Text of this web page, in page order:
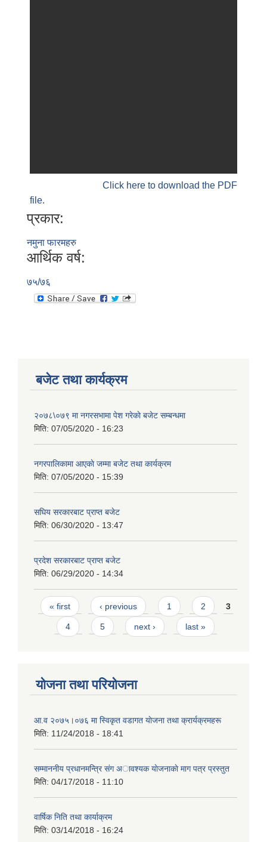
Click here to download the PDF
file.
प्रकार:
नमुना फारमहरु
आर्थिक वर्ष:
७५/७६
बजेट तथा कार्यक्रम
२०७८\०७९ मा नगरसभामा पेश गरेकाे बजेट सम्बन्धमा
मिति: 07/05/2020 - 16:23
नगरपालिकामा आएकाे जम्मा बजेट तथा कार्यक्रम
मिति: 07/05/2020 - 15:39
सघिय सरकारबाट प्राप्त बजेट
मिति: 06/30/2020 - 13:47
प्रदेश सरकारबाट प्राप्त बजेट
मिति: 06/29/2020 - 14:34
Pages
« first ‹ previous 1 2 3
4 5 next › last »
योजना तथा परियोजना
आ.व २०७५।०७६ मा स्विकृत वडागत याेजना तथा क्रार्यक्रमहरू
मिति: 11/24/2018 - 18:41
सम्माननीय प्रधानमन्त्रि संग अावश्यक याेजनाकाे माग पत्र प्रस्तुत
मिति: 04/17/2018 - 11:10
वार्षिक निति तथा कार्याक्रम
मिति: 03/14/2018 - 16:24